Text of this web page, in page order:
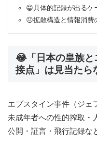
😁具体的記録が出るケ
😐拡散構造と情報消費
😂「日本の皇族
接点」は見当たら
エプスタイン事件（ジェ
未成年者への性的搾取・
公開・証言・飛行記録な